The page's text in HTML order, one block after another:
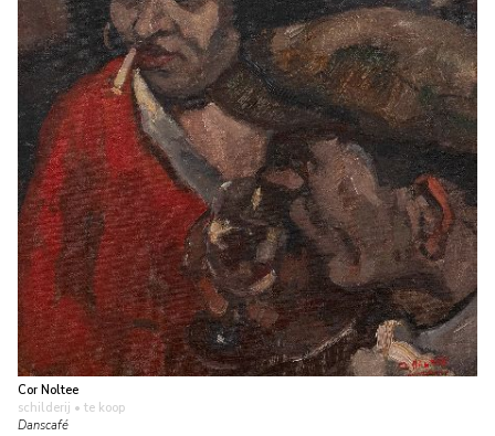
Cor Noltee
schilderij • te koop
Danscafé